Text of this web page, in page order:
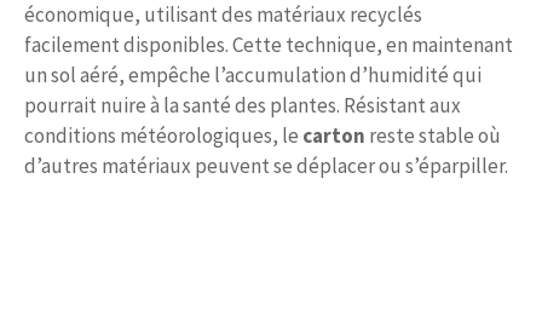
économique, utilisant des matériaux recyclés
facilement disponibles. Cette technique, en maintenant
un sol aéré, empêche l’accumulation d’humidité qui
pourrait nuire à la santé des plantes. Résistant aux
conditions météorologiques, le carton reste stable où
d’autres matériaux peuvent se déplacer ou s’éparpiller.